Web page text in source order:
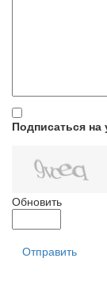
Подписаться
Обновить
Отправить